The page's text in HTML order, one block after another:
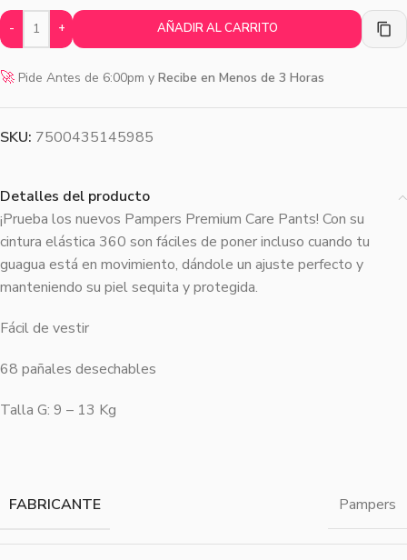
- + AÑADIR AL CARRITO
🚀 Pide Antes de 6:00pm y Recibe en Menos de 3 Horas
SKU: 7500435145985
Detalles del producto
¡Prueba los nuevos Pampers Premium Care Pants! Con su
cintura elástica 360 son fáciles de poner incluso cuando tu
guagua está en movimiento, dándole un ajuste perfecto y
manteniendo su piel sequita y protegida.
Fácil de vestir
68 pañales desechables
Talla G: 9 – 13 Kg
FABRICANTE Pampers